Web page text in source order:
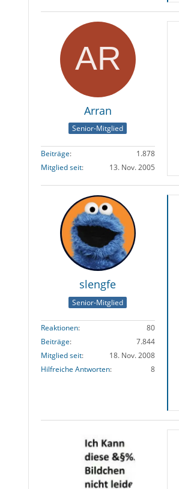
Arran
Senior-Mitglied
Beiträge
1.878
Mitglied seit
13. Nov. 2005
slengfe
Senior-Mitglied
Reaktionen
80
Beiträge
7.844
Mitglied seit
18. Nov. 2008
Hilfreiche Antworten
8